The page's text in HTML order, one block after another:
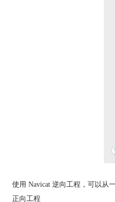
使用 Navicat 逆向工程，可以从
正向工程